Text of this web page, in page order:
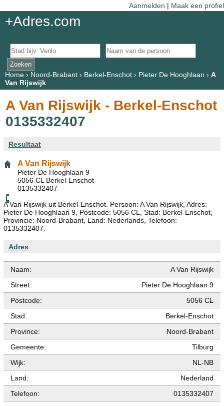
Aanmelden | Maak een profiel
+Adres.com
Home› Noord-Brabant› Berkel-Enschot› Pieter De Hooghlaan › A
Van Rijswijk
A Van Rijswijk - Berkel-Enschot
0135332407
Resultaat
A Van Rijswijk
Pieter De Hooghlaan 9
5056 CL Berkel-Enschot
0135332407
A Van Rijswijk uit Berkel-Enschot. Persoon: A Van Rijswijk, Adres:
Pieter De Hooghlaan 9, Postcode: 5056 CL, Stad: Berkel-Enschot,
Provincie: Noord-Brabant, Land: Nederlands, Telefoon:
0135332407.
Adres
Naam:
A Van Rijswijk
Street:
Pieter De Hooghlaan 9
Postcode:
5056 CL
Stad:
Berkel-Enschot
Province:
Noord-Brabant
Gemeente:
Tilburg
Wijk:
NL-NB
Land:
Nederland
Telefoon:
0135332407